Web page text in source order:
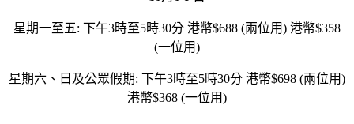
星期一至五: 下午3時至5時30分 港幣$688 (兩位用) 港幣$358
(一位用)
星期六、日及公眾假期: 下午3時至5時30分 港幣$698 (兩位用)
港幣$368 (一位用)